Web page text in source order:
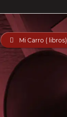
 Mi Carro ( libros)